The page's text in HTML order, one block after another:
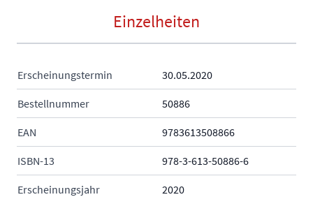
Einzelheiten
Erscheinungstermin 30.05.2020
Bestellnummer 50886
EAN 9783613508866
ISBN-13 978-3-613-50886-6
Erscheinungsjahr 2020